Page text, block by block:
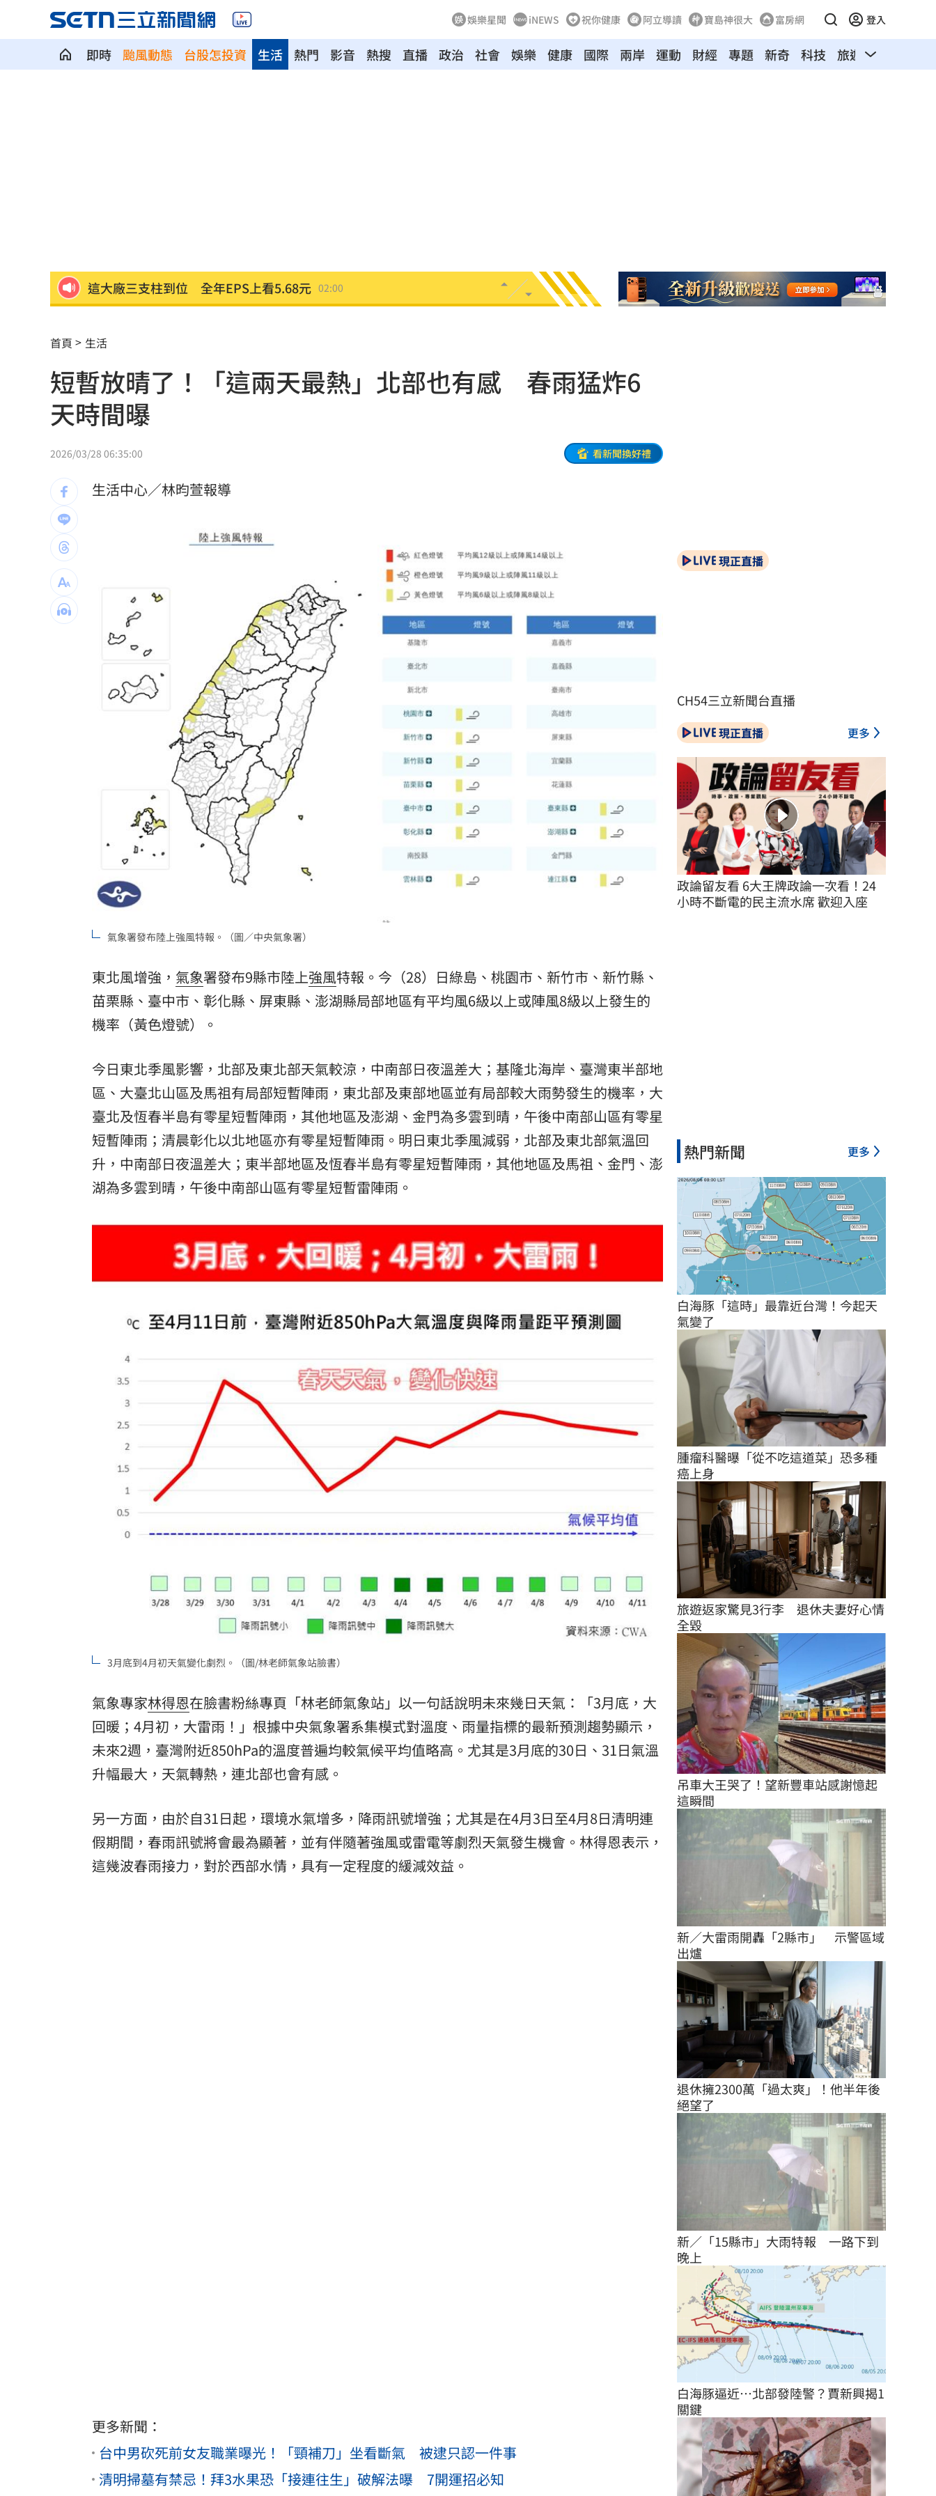
娛樂星聞 iNEWS 祝你健康 阿立導讀 寶島神很大 富房網 登入
即時 颱風動態 台股怎投資 熱門 影音 熱搜 直播 政治 社會 娛樂
生活 健康 國際 兩岸 運動 財經 專題 新奇 科技 旅遊 汽車
這大廠三支柱到位 全年EPS上看5.68元 02:00
它躋身美禁令受惠者 上半年EPS衝2.58元
高溫重創雞蛋產量 最快要等到9月才回穩 01:26
7月營收寫同期次高 聯寶訂單看到2027年
台股收復44000點大關 2關鍵看AI產業發展
他見搶案挺身相救遭圍毆亡！嫌犯最小12歲
車是我的、油也是我的 睡車竟被收住宿費
這大廠產能利用率衝90% 目標價上看220元 01:00
埃及知名女星涉毒被判死 引發社會震驚 00:49
桃園聯隊奪世界青棒亞軍 張善政接機 00:47
男駕車至議員服務處嗆開槍 台中警抓到了
新／Sandisk挫5%！台指期翻紅站回44000點
台灣彩券開獎直播中 20:31
LIVE三立+24小時直播 15:27
三立iNEWS新聞台線上直播 18:00
理想混蛋號召粉絲跨海追星吃美食！ 18:15
首頁 生活
短暫放晴了！「這兩天最熱」北部也有感 春雨猛炸6
天時間曝
2026/03/28 06:35:00 看新聞換好禮
生活中心／林昀萱報導
氣象署發布陸上強風特報。（圖／中央氣象署）
東北風增強， 氣象署發布9縣市陸上強風特報。今（28）日綠島、桃園市、新竹市、新竹縣、
苗栗縣、臺中市、彰化縣、屏東縣、澎湖縣局部地區有平均風6級以上或陣風8級以上發生的
機率（黃色燈號）。
今日東北季風影響，北部及東北部天氣較涼，中南部日夜溫差大；基隆北海岸、臺灣東半部地
區、大臺北山區及馬祖有局部短暫陣雨，東北部及東部地區並有局部較大雨勢發生的機率，大
臺北及恆春半島有零星短暫陣雨，其他地區及澎湖、金門為多雲到晴，午後中南部山區有零星
短暫陣雨；清晨彰化以北地區亦有零星短暫陣雨。明日東北季風減弱，北部及東北部氣溫回
升，中南部日夜溫差大；東半部地區及恆春半島有零星短暫陣雨，其他地區及馬祖、金門、澎
湖為多雲到晴，午後中南部山區有零星短暫雷陣雨。
3月底到4月初天氣變化劇烈。（圖/林老師氣象站臉書）
氣象專家林得恩在臉書粉絲專頁「林老師氣象站」以一句話說明未來幾日天氣：「3月底，大
回暖；4月初，大雷雨！」根據中央氣象署系集模式對溫度、雨量指標的最新預測趨勢顯示，
未來2週，臺灣附近850hPa的溫度普遍均較氣候平均值略高。尤其是3月底的30日、31日氣溫
升幅最大，天氣轉熱，連北部也會有感。
另一方面，由於自31日起，環境水氣增多，降雨訊號增強；尤其是在4月3日至4月8日清明連
假期間，春雨訊號將會最為顯著，並有伴隨著強風或雷電等劇烈天氣發生機會。林得恩表示，
這幾波春雨接力，對於西部水情，具有一定程度的緩減效益。
更多新聞：
台中男砍死前女友職業曝光！「頸補刀」坐看斷氣 被逮只認一件事
清明掃墓有禁忌！拜3水果恐「接連往生」破解法曝 7開運招必知
現正直播
CH54三立新聞台直播
現正直播 更多
政論留友看 6大王牌政論一次看！24
小時不斷電的民主流水席 歡迎入座
熱門新聞 更多
白海豚「這時」最靠近台灣！今起天
氣變了
腫瘤科醫曝「從不吃這道菜」恐多種
癌上身
旅遊返家驚見3行李　退休夫妻好心情
全毀
吊車大王哭了！望新豐車站感謝憶起
這瞬間
新／大雷雨開轟「2縣市」　示警區域
出爐
退休擁2300萬「過太爽」！他半年後
絕望了
新／「15縣市」大雨特報　一路下到
晚上
白海豚逼近…北部發陸警？賈新興揭1
關鍵